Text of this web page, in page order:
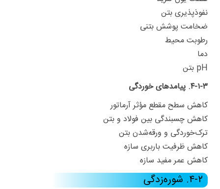
نفوذپذیری بتن
ضخامت پوشش بتنی
رطوبت محیط
دما
pH بتن
۴-۱-۳. پیامدهای خوردگی
کاهش سطح مقطع مؤثر آرماتور
کاهش چسبندگی بین فولاد و بتن
ترک‌خوردگی و ورقه‌شدن بتن
کاهش ظرفیت باربری سازه
کاهش عمر مفید سازه
۴-۲. شوره‌زدگی